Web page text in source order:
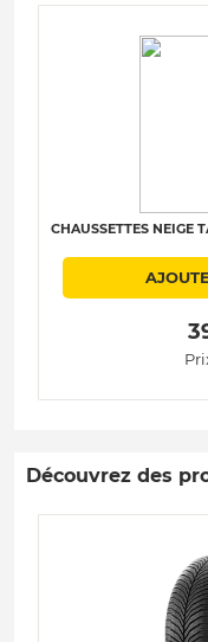
CHAUSSETTES NEIGE
Découvrez des